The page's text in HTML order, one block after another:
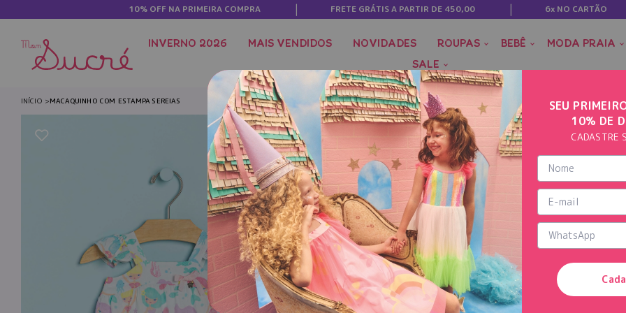
10% OFF NA PRIMEIRA COMPRA FRETE GRÁTIS A PARTIR DE 450,00 6x NO CARTÃO
INVERNO 2026 MAIS VENDIDOS NOVIDADES ROUPAS BEBÊ MODA PRAIA
SALE
INÍCIO MACAQUINHO COM ESTAMPA SEREIAS
SEU
10% DE
CADASTRE